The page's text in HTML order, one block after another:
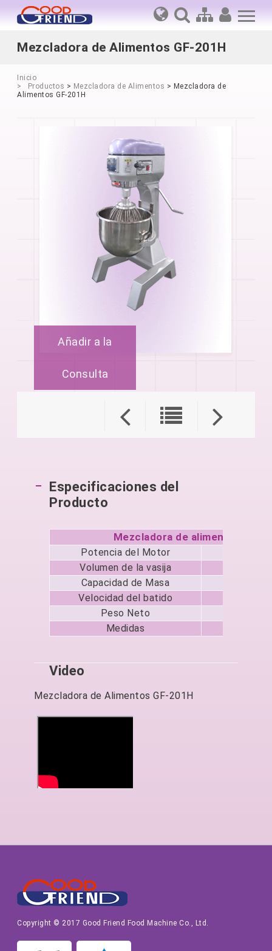
Mezcladora de Alimentos GF-201H
Inicio
Productos > Mezcladora de Alimentos > Mezcladora de
Alimentos GF-201H
Añadir a la
Consulta
Especificaciones del
Producto
Mezcladora de alimentos GF-
Potencia del Motor
Volumen de la vasija
Capacidad de Masa
Velocidad del batido
Peso Neto
Medidas
Video
Mezcladora de Alimentos GF-201H
Copyright © 2017 Good Friend Food Machine Co., Ltd.